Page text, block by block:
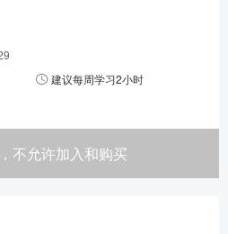
建议每周学习2小时
不允许加入和购买